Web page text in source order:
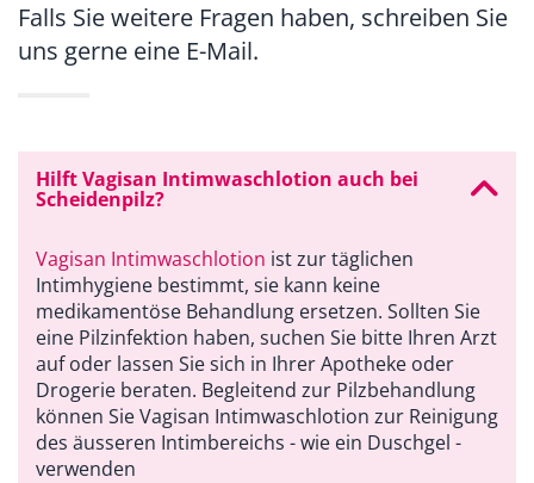
Falls Sie weitere Fragen haben, schreiben Sie
uns gerne eine E-Mail.
Hilft Vagisan Intimwaschlotion auch bei
Scheidenpilz?
Vagisan Intimwaschlotion ist zur täglichen
Intimhygiene bestimmt, sie kann keine
medikamentöse Behandlung ersetzen. Sollten Sie
eine Pilzinfektion haben, suchen Sie bitte Ihren Arzt
auf oder lassen Sie sich in Ihrer Apotheke oder
Drogerie beraten. Begleitend zur Pilzbehandlung
können Sie Vagisan Intimwaschlotion zur Reinigung
des äusseren Intimbereichs - wie ein Duschgel -
verwenden